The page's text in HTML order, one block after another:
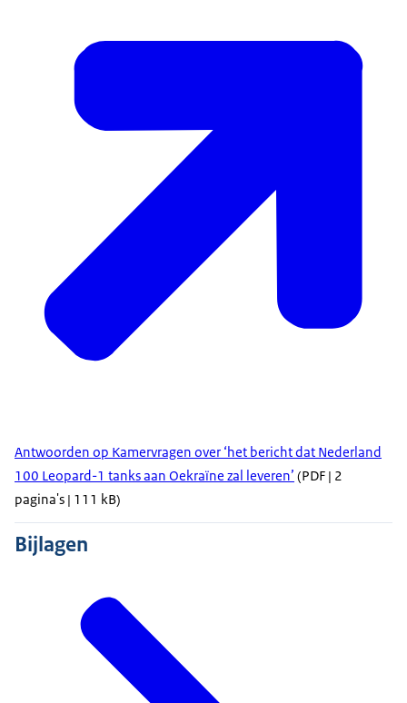
Antwoorden op Kamervragen over ‘het bericht dat Nederland
100 Leopard-1 tanks aan Oekraïne zal leveren’ (PDF | 2
pagina's | 111 kB)
Bijlagen